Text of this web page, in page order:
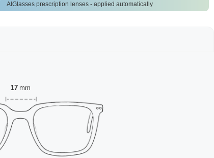
AlGlasses prescription lenses - applied automatically
17 mm